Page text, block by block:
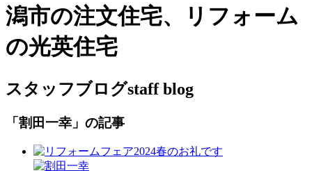
潟市の注文住宅、リフォーム
の光英住宅
スタッフブログstaff blog
「割田一幸」の記事